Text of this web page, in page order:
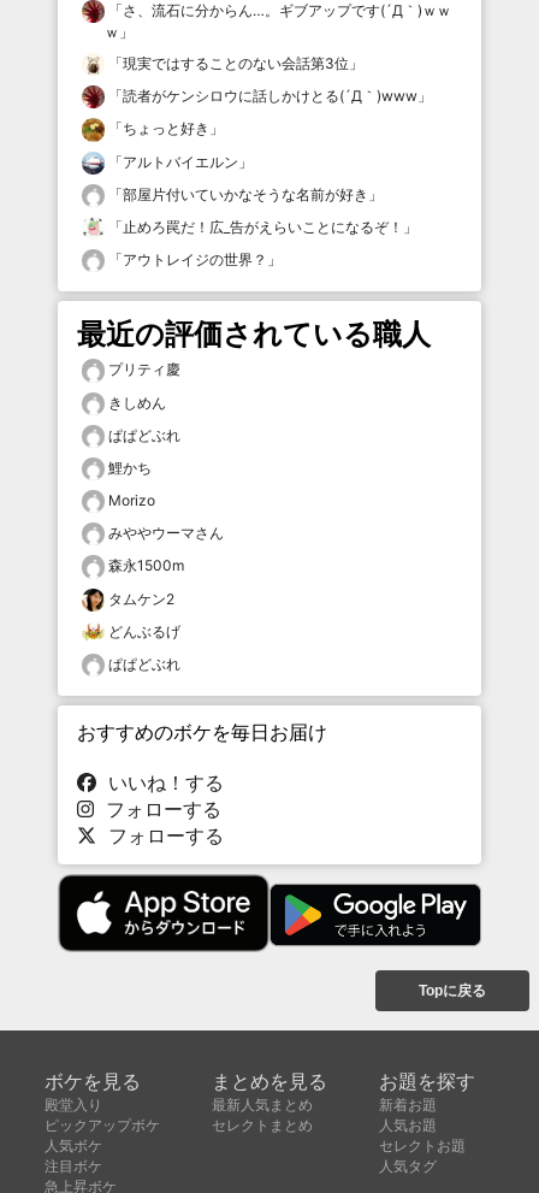
「さ、流石に分からん…。ギブアップです(´Д｀)ｗｗ
ｗ 」
「現実ではすることのない会話第3位 」
「読者がケンシロウに話しかけとる(´Д｀)www 」
「ちょっと好き 」
「アルトバイエルン 」
「部屋片付いていかなそうな名前が好き 」
「 止めろ罠だ！広_告がえらいことになるぞ！ 」
「アウトレイジの世界？ 」
最近の評価されている職人
プリティ慶
きしめん
ぱぱどぶれ
鯉かち
Morizo
みややウーマさん
森永1500m
タムケン2
どんぶるげ
ぱぱどぶれ
おすすめのボケを毎日お届け
いいね！する
フォローする
フォローする
Topに戻る
ボケを見る
殿堂入り
ピックアップボケ
人気ボケ
注目ボケ
急上昇ボケ
まとめを見る
最新人気まとめ
セレクトまとめ
お題を探す
新着お題
人気お題
セレクトお題
人気タグ